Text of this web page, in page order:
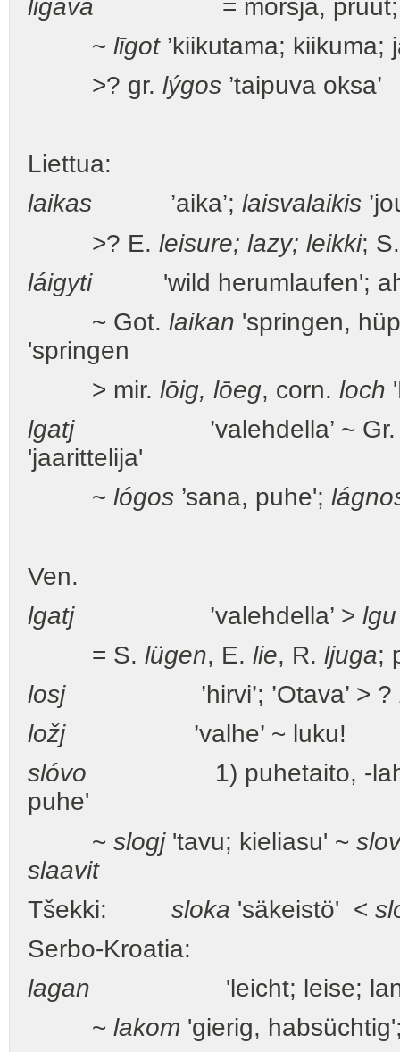
līgava = mõrsja,
~ līgot’kiikutama; kiikuma;
>? gr. lýgos ’taipuva oksa’
Liettua:
laikas ’aika’; laisvalaikis
>? E. leisure; lazy; leikki;
láigyti'wild herumlaufen';
~ Got. laikan 'springen,
'springen
> mir. lōig, lōeg, corn. loch
lgatj’valehdella’ ~
'jaarittelija'
~ lógos ’sana, puhe';
Ven.
lgatj’valehdella’ > lgu
= S. lügen, E. lie, R. ljuga;
losj’hirvi’; ’Otava’ > ?
ložj’valhe’ ~ luku!
slóvo 1) puhetaito, -lahja,
puhe'
~ slogj'tavu; kieliasu' ~
slaavit
Tšekki: sloka 'säkeistö' <
Serbo-Kroatia:
lagan 'leicht; leise;
~ lakom 'gierig,